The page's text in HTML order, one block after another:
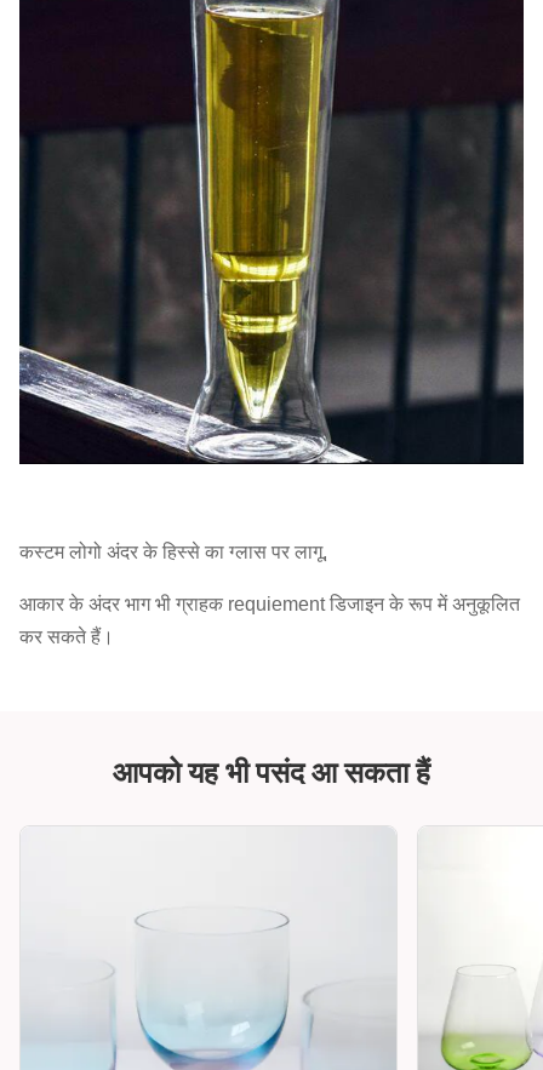
कस्टम लोगो अंदर के हिस्से का ग्लास पर लागू,
आकार के अंदर भाग भी ग्राहक requiement डिजाइन के रूप में अनुकूलित
कर सकते हैं।
आपको यह भी पसंद आ सकता हैं